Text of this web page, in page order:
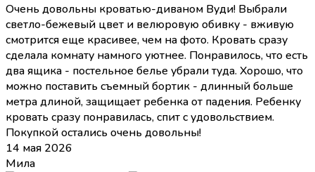
Очень довольны кроватью-диваном Вуди! Выбрали
светло-бежевый цвет и велюровую обивку - вживую
смотрится еще красивее, чем на фото. Кровать сразу
сделала комнату намного уютнее. Понравилось, что есть
два ящика - постельное белье убрали туда. Хорошо, что
можно поставить съемный бортик - длинный больше
метра длиной, защищает ребенка от падения. Ребенку
кровать сразу понравилась, спит с удовольствием.
Покупкой остались очень довольны!
14 мая 2026
Мила